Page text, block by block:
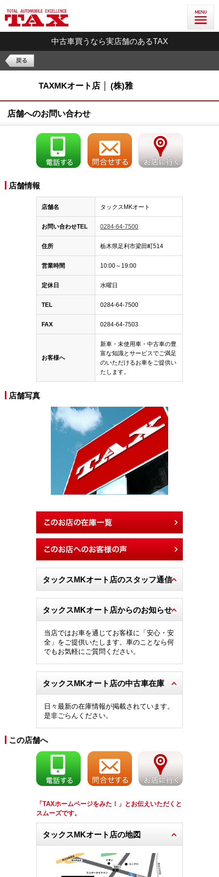
中古車買うなら実店舗のあるTAX
TAXMKオート店 │ (株)雅
店舗へのお問い合わせ
店舗情報
店舗名 タックスMKオート
お問い合わせTEL 0284-64-7500
住所 栃木県足利市梁田町514
営業時間 10:00～19:00
定休日 水曜日
TEL 0284-64-7500
FAX 0284-64-7503
お客様へ
新車・未使用車・中古車の豊
富な知識とサービスでご満足
のいただけるお車をご提供い
たします。
店舗写真
タックスMKオート店のスタッフ通信
タックスMKオート店からのお知らせ
当店ではお車を通じてお客様に「安心・安
全」をご提供いたします。車のことなら何
でもお気軽にご質問ください。
タックスMKオート店の中古車在庫
日々最新の在庫情報が掲載されています。
是非ごらんください。
この店舗へ
「TAXホームページをみた！」とお伝えいただくと
スムーズです。
タックスMKオート店の地図